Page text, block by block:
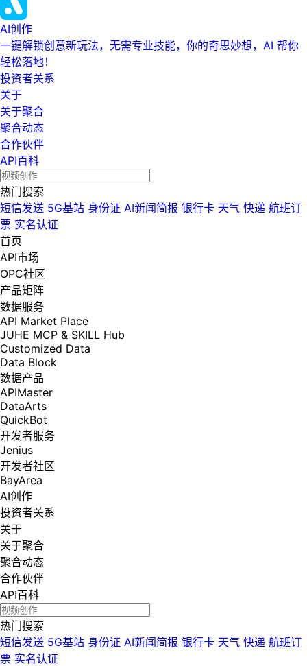
AI创作
一键解锁创意新玩法，无需专业技能，你的奇思妙想，AI 帮你
轻松落地！
投资者关系
关于
关于聚合
聚合动态
合作伙伴
API百科
热门搜索
短信发送 5G基站 身份证 AI新闻简报 银行卡 天气 快递 航班订
票 实名认证
首页
API市场
OPC社区
产品矩阵
数据服务
API Market Place
JUHE MCP & SKILL Hub
Customized Data
Data Block
数据产品
APIMaster
DataArts
QuickBot
开发者服务
Jenius
开发者社区
BayArea
AI创作
投资者关系
关于
关于聚合
聚合动态
合作伙伴
API百科
热门搜索
短信发送 5G基站 身份证 AI新闻简报 银行卡 天气 快递 航班订
票 实名认证